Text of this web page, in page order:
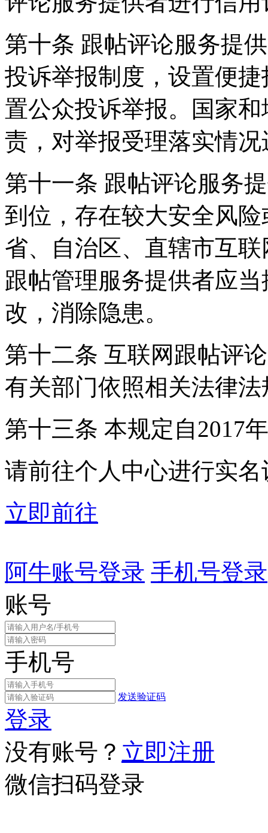
第十条 跟帖评论服务提
投诉举报制度，设置便
置公众投诉举报。国家
责，对举报受理落实情
第十一条 跟帖评论服务
到位，存在较大安全风
省、自治区、直辖市互
跟帖管理服务提供者应
改，消除隐患。
第十二条 互联网跟帖评
有关部门依照相关法律
第十三条 本规定自2017
请前往个人中心进行实名
立即前往
阿牛账号登录 手机号登录
账号
手机号
发送验证码
登录
没有账号？ 立即注册
微信扫码登录